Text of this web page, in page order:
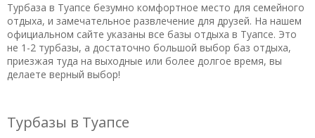
Турбаза в Туапсе безумно комфортное место для семейного
отдыха, и замечательное развлечение для друзей. На нашем
официальном сайте указаны все базы отдыха в Туапсе. Это
не 1-2 турбазы, а достаточно большой выбор баз отдыха,
приезжая туда на выходные или более долгое время, вы
делаете верный выбор!
Турбазы в Туапсе